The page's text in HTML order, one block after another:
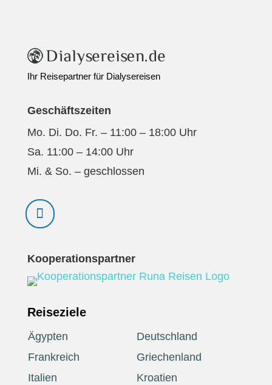
Ihr Reisepartner für Dialysereisen
Geschäftszeiten
Mo. Di. Do. Fr. – 11:00 – 18:00 Uhr
Sa. 11:00 – 14:00 Uhr
Mi. & So. – geschlossen
Kooperationspartner
Reiseziele
Ägypten
Deutschland
Frankreich
Griechenland
Italien
Kroatien